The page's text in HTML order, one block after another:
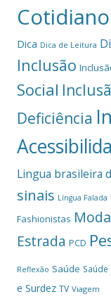
Dica Dica de Leitura
Inclusão
Social
Deficiência
Lingua brasileira
sinais Língua Falada
Fashionistas Moda
Estrada PCD
Reflexão Saúde Saúde
e Surdez TV Viagem